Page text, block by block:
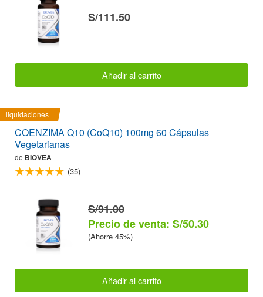
S/111.50
Añadir al carrito
liquidaciones
COENZIMA Q10 (CoQ10) 100mg 60 Cápsulas
Vegetarianas
de BIOVEA
(35)
S/91.00
Precio de venta: S/50.30
(Ahorre 45%)
Añadir al carrito